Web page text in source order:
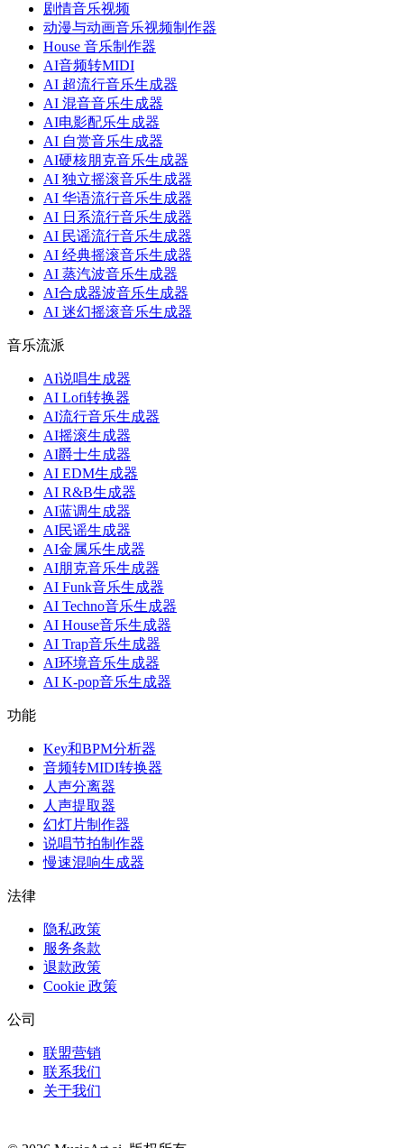
剧情音乐视频
动漫与动画音乐视频制作器
House 音乐制作器
AI音频转MIDI
AI 超流行音乐生成器
AI 混音音乐生成器
AI电影配乐生成器
AI 自赏音乐生成器
AI硬核朋克音乐生成器
AI 独立摇滚音乐生成器
AI 华语流行音乐生成器
AI 日系流行音乐生成器
AI 民谣流行音乐生成器
AI 经典摇滚音乐生成器
AI 蒸汽波音乐生成器
AI合成器波音乐生成器
AI 迷幻摇滚音乐生成器
音乐流派
AI说唱生成器
AI Lofi转换器
AI流行音乐生成器
AI摇滚生成器
AI爵士生成器
AI EDM生成器
AI R&B生成器
AI蓝调生成器
AI民谣生成器
AI金属乐生成器
AI朋克音乐生成器
AI Funk音乐生成器
AI Techno音乐生成器
AI House音乐生成器
AI Trap音乐生成器
AI环境音乐生成器
AI K-pop音乐生成器
功能
Key和BPM分析器
音频转MIDI转换器
人声分离器
人声提取器
幻灯片制作器
说唱节拍制作器
慢速混响生成器
法律
隐私政策
服务条款
退款政策
Cookie 政策
公司
联盟营销
联系我们
关于我们